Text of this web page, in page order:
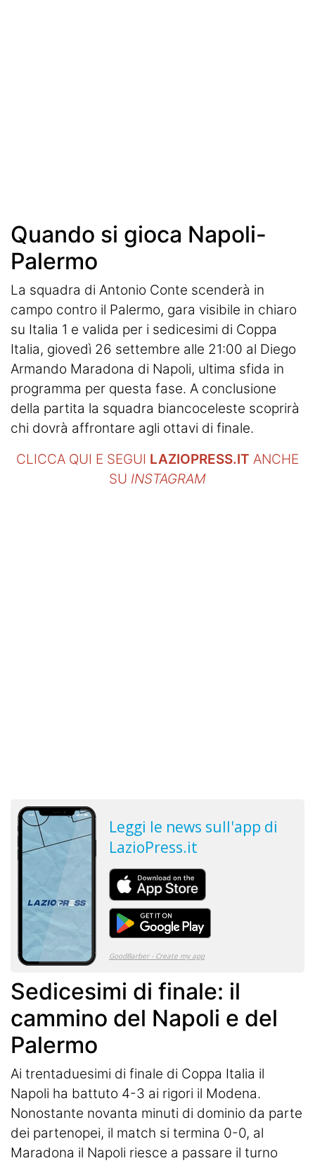
Quando si gioca Napoli-
Palermo
La squadra di Antonio Conte scenderà in
campo contro il Palermo, gara visibile in chiaro
su Italia 1 e valida per i sedicesimi di Coppa
Italia, giovedì 26 settembre alle 21:00 al Diego
Armando Maradona di Napoli, ultima sfida in
programma per questa fase. A conclusione
della partita la squadra biancoceleste scoprirà
chi dovrà affrontare agli ottavi di finale.
CLICCA QUI E SEGUI LAZIOPRESS.IT ANCHE
SU INSTAGRAM
Sedicesimi di finale: il
cammino del Napoli e del
Palermo
Ai trentaduesimi di finale di Coppa Italia il
Napoli ha battuto 4-3 ai rigori il Modena.
Nonostante novanta minuti di dominio da parte
dei partenopei, il match si termina 0-0, al
Maradona il Napoli riesce a passare il turno